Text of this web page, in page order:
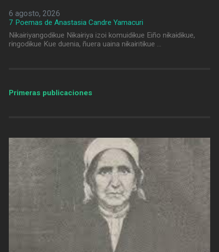
6 agosto, 2026
7 Poemas de Anastasia Candre Yamacuri
Nɨkaɨriyangodɨkue Nɨkaɨriya izoi komuidɨkue Eiño nɨkaɨdɨkue,
rɨngodɨkue Kue duenia, ñuera uaina nɨkaɨritɨkue …
Primeras publicaciones